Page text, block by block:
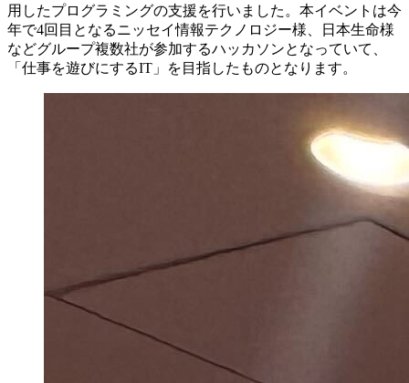
用したプログラミングの支援を行いました。本イベントは今
年で4回目となるニッセイ情報テクノロジー様、日本生命様
などグループ複数社が参加するハッカソンとなっていて、
「仕事を遊びにするIT」を目指したものとなります。